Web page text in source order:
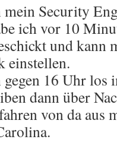
mein Security
ich vor 10
und kann
einstellen.
gegen 16 Uhr los
dann über
von da aus